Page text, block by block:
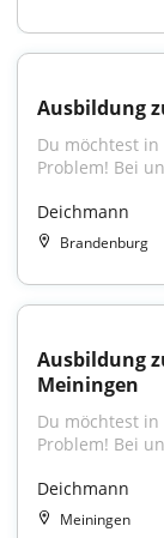
Ausbildung
Du möchtest
Problem! Bei
Deichmann
Brandenburg
Ausbildung
Meiningen
Du möchtest
Problem! Bei
Deichmann
Meiningen